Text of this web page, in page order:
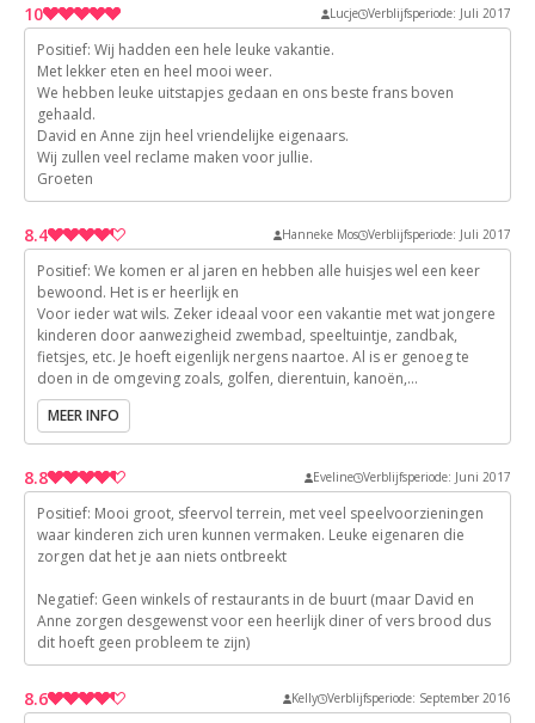
10
10
10
10
10
Lucje Verblijfsperiode: Juli 2017
Positief: Wij hadden een hele leuke vakantie.
Met lekker eten en heel mooi weer.
We hebben leuke uitstapjes gedaan en ons beste frans boven
gehaald.
David en Anne zijn heel vriendelijke eigenaars.
Wij zullen veel reclame maken voor jullie.
Groeten
8.4
9
9
9
9
Hanneke Mos Verblijfsperiode: Juli 2017
Positief: We komen er al jaren en hebben alle huisjes wel een keer
bewoond. Het is er heerlijk en
Voor ieder wat wils. Zeker ideaal voor een vakantie met wat jongere
kinderen door aanwezigheid zwembad, speeltuintje, zandbak,
fietsjes, etc. Je hoeft eigenlijk nergens naartoe. Al is er genoeg te
doen in de omgeving zoals, golfen, dierentuin, kanoën,
binnenzwembad, zwemmeer, marktjes, broccanterien, you name it.
Anne en David kunnen je er alles over vertellen (maar er ligt ook een
handige map met informatie voor je klaar) elke ochtend wordt er
gewoon bij Anne en David doen onder de leuke Abri aan een lange
gezellige tafel.
Ik ga ar altijd hardlopen, maar andere mensen zie ik fietsen en
wandelen. Met alle heuvels is dat uitstekend voorbije conditie!
Kortom een ideale vakantieplek!
Negatief: Moet dat echt? Moeilijk;-) alles is gezellig en ruim ingericht.
Ieder huisje op zijn eigen manier. Verwacht niet dat alles nieuw van
de Ikea is;-)
MEER INFO
8.8
8
9
9
9
Eveline Verblijfsperiode: Juni 2017
Positief: Mooi groot, sfeervol terrein, met veel speelvoorzieningen
waar kinderen zich uren kunnen vermaken. Leuke eigenaren die
zorgen dat het je aan niets ontbreekt
Negatief: Geen winkels of restaurants in de buurt (maar David en
Anne zorgen desgewenst voor een heerlijk diner of vers brood dus
dit hoeft geen probleem te zijn)
8.6 Kelly Verblijfsperiode: September 2016